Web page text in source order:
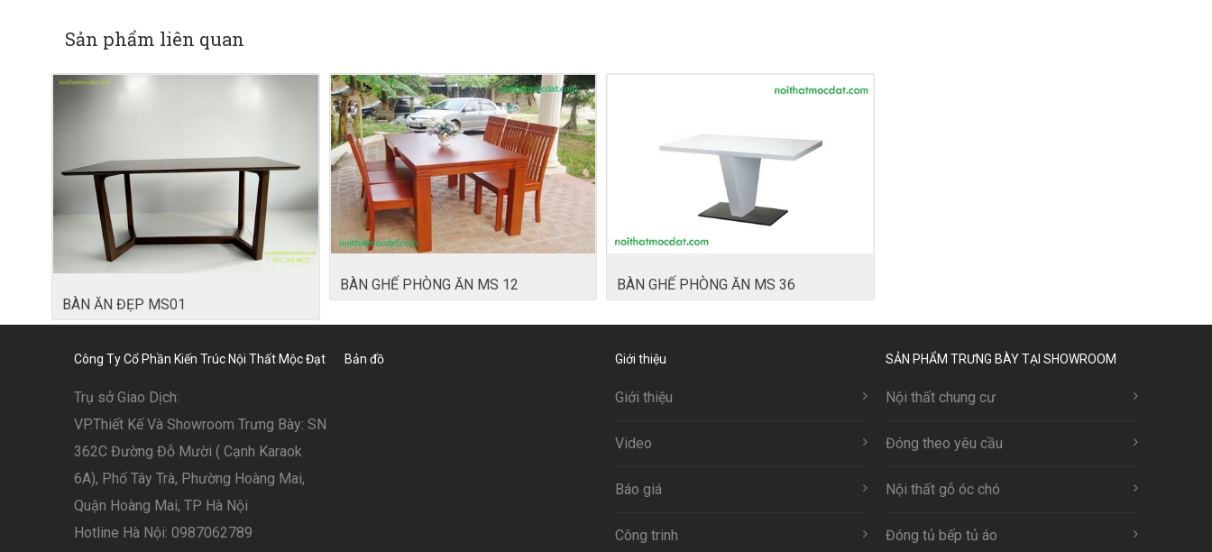
Sản phẩm liên quan
BÀN ĂN ĐẸP MS01
BÀN GHẾ PHÒNG ĂN MS 12 BÀN GHẾ PHÒNG ĂN MS 36
Công Ty Cổ Phần Kiến Trúc Nội Thất Mộc Đạt
Trụ sở Giao Dịch:
VP.Thiết Kế Và Showroom Trưng Bày: SN
362C Đường Đỗ Mười ( Cạnh Karaok
6A), Phố Tây Trà, Phường Hoàng Mai,
Quận Hoàng Mai, TP Hà Nội
Hotline Hà Nội: 0987062789
Bản đồ Giới thiệu
Giới thiệu
Video
Báo giá
Công trinh
SẢN PHẨM TRƯNG BÀY TẠI SHOWROOM
Nội thất chung cư
Đóng theo yêu cầu
Nội thất gỗ óc chó
Đóng tủ bếp tủ áo